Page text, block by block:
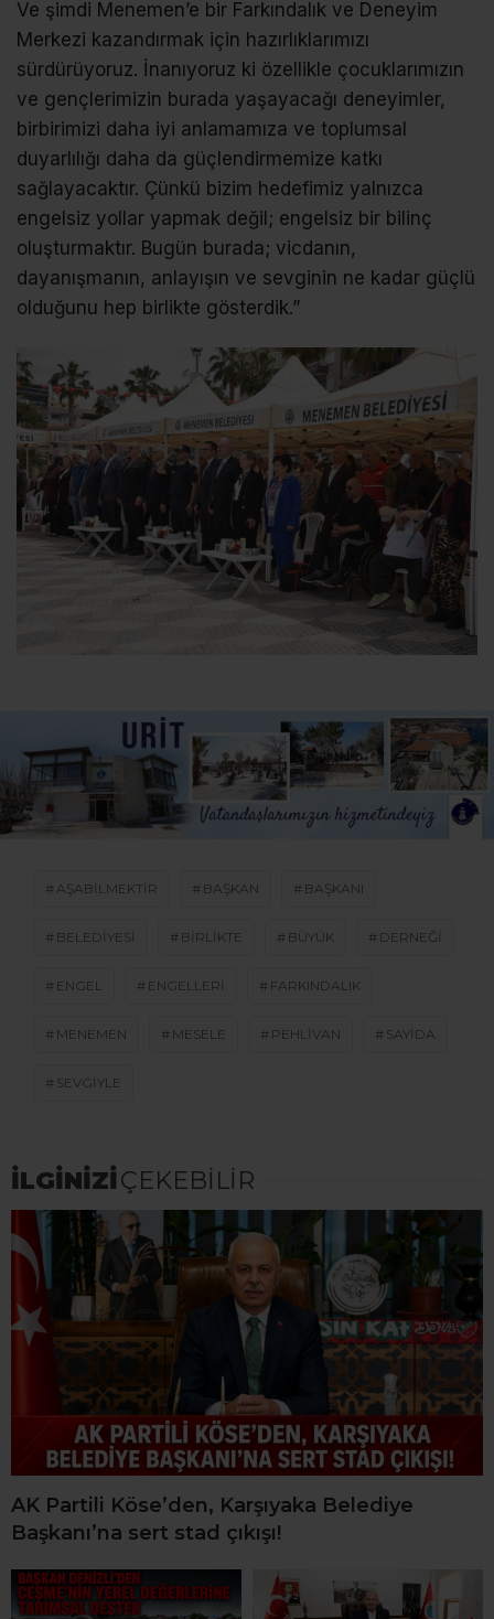
Ve şimdi Menemen’e bir Farkındalık ve Deneyim
Merkezi kazandırmak için hazırlıklarımızı
sürdürüyoruz. İnanıyoruz ki özellikle çocuklarımızın
ve gençlerimizin burada yaşayacağı deneyimler,
birbirimizi daha iyi anlamamıza ve toplumsal
duyarlılığı daha da güçlendirmemize katkı
sağlayacaktır. Çünkü bizim hedefimiz yalnızca
engelsiz yollar yapmak değil; engelsiz bir bilinç
oluşturmaktır. Bugün burada; vicdanın,
dayanışmanın, anlayışın ve sevginin ne kadar güçlü
olduğunu hep birlikte gösterdik.”
AŞABILMEKTIR BAŞKAN BAŞKANI
BELEDIYESI BIRLIKTE BÜYÜK DERNEĞI
ENGEL ENGELLERI FARKINDALIK
MENEMEN MESELE PEHLIVAN SAYIDA
SEVGIYLE
İLGİNİZİÇEKEBİLİR
AK Partili Köse’den, Karşıyaka Belediye
Başkanı’na sert stad çıkışı!